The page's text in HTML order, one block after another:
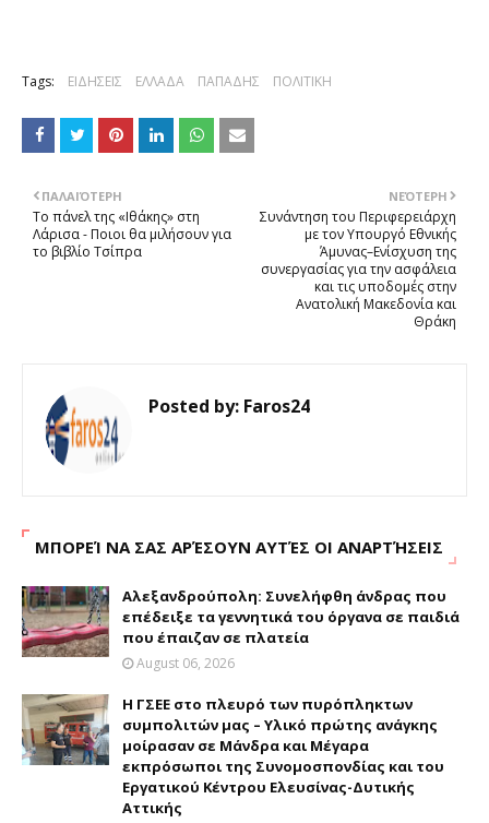
Tags: ΕΙΔΗΣΕΙΣ ΕΛΛΑΔΑ ΠΑΠΑΔΗΣ ΠΟΛΙΤΙΚΗ
ΝΕΌΤΕΡΗ
Συνάντηση του Περιφερειάρχη
με τον Υπουργό Εθνικής
Άμυνας–Ενίσχυση της
συνεργασίας για την ασφάλεια
και τις υποδομές στην
Ανατολική Μακεδονία και
Θράκη
ΠΑΛΑΙΌΤΕΡΗ
Το πάνελ της «Ιθάκης» στη
Λάρισα - Ποιοι θα μιλήσουν για
το βιβλίο Τσίπρα
Posted by: Faros24
ΜΠΟΡΕΊ ΝΑ ΣΑΣ ΑΡΈΣΟΥΝ ΑΥΤΈΣ ΟΙ ΑΝΑΡΤΉΣΕΙΣ
Αλεξανδρούπολη: Συνελήφθη άνδρας που
επέδειξε τα γεννητικά του όργανα σε παιδιά
που έπαιζαν σε πλατεία
August 06, 2026
H ΓΣΕΕ στο πλευρό των πυρόπληκτων
συμπολιτών μας – Υλικό πρώτης ανάγκης
μοίρασαν σε Μάνδρα και Μέγαρα
εκπρόσωποι της Συνομοσπονδίας και του
Εργατικού Κέντρου Ελευσίνας-Δυτικής
Αττικής